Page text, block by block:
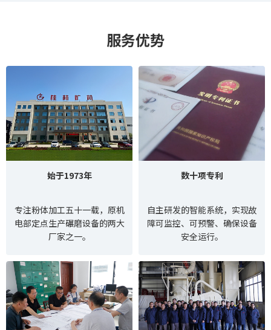
服务优势
始于1973年
专注粉体加工五十一载，原机
电部定点生产碾磨设备的两大
厂家之一。
数十项专利
自主研发的智能系统，实现故
障可监控、可预警、确保设备
安全运行。